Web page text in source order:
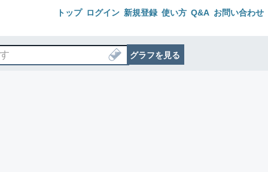
トップ ログイン 新規登録 使い方 Q&A お問い合わせ
グラフを見る